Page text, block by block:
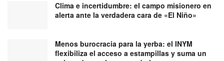
Clima e incertidumbre: el campo misionero en
alerta ante la verdadera cara de «El Niño»
Menos burocracia para la yerba: el INYM
flexibiliza el acceso a estampillas y suma un